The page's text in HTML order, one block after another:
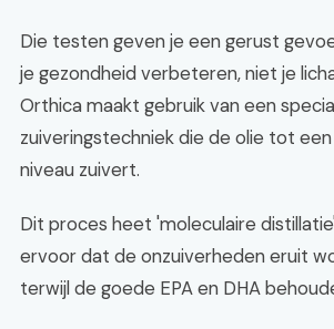
Die testen geven je een gerust
je gezondheid verbeteren, niet je
Orthica maakt gebruik van een
zuiveringstechniek die de olie tot
niveau zuivert.
Dit proces heet 'moleculaire
ervoor dat de onzuiverheden eruit
terwijl de goede EPA en DHA